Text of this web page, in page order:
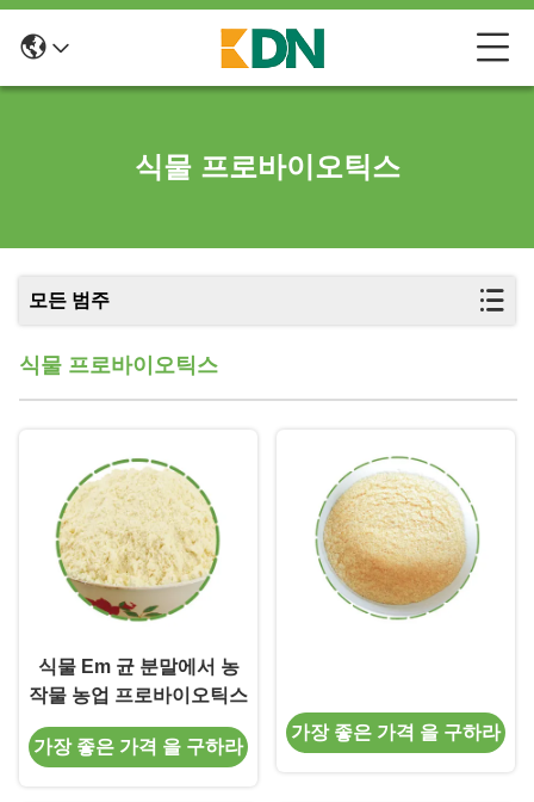
식물 프로바이오틱스
모든 범주
식물 프로바이오틱스
식물 Em 균 분말에서 농
작물 농업 프로바이오틱스
가장 좋은 가격 을 구하라
가장 좋은 가격 을 구하라